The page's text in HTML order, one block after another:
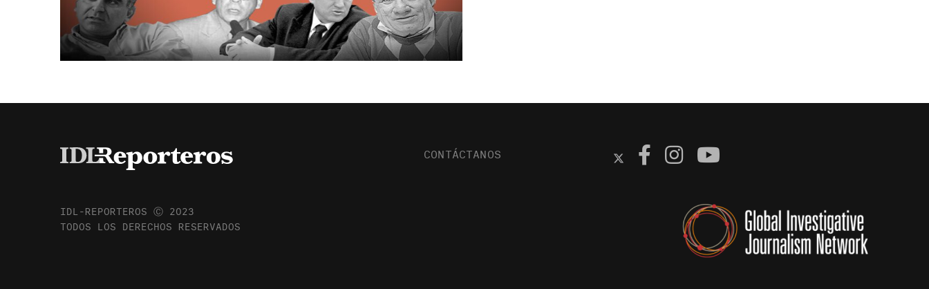
CONTÁCTANOS
IDL-REPORTEROS Ⓒ 2023
TODOS LOS DERECHOS RESERVADOS